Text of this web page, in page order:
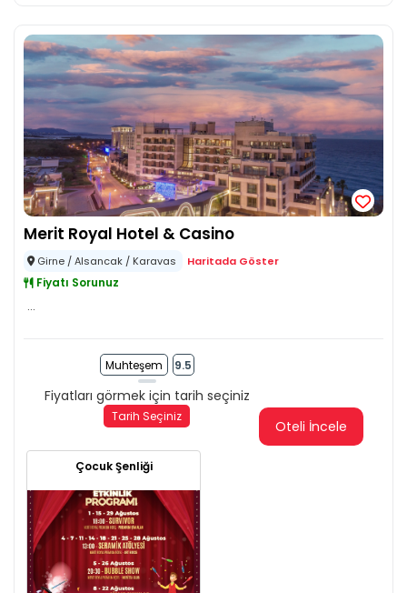
Merit Royal Hotel & Casino
Girne / Alsancak / Karavas Haritada Göster
Fiyatı Sorunuz
...
Muhteşem 9.5
Fiyatları görmek için tarih seçiniz
Tarih Seçiniz
Oteli İncele
Çocuk Şenliği